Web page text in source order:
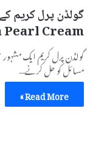
گولڈن پرل کریم
Pearl Cream
گولڈن پرل کریم ایک
مسائل کو حل کرنے…
Read More »